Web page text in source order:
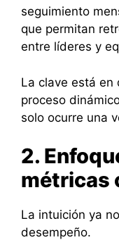
seguimiento
que permitan
entre líderes y
La clave está en
proceso
solo ocurre una
2.
métricas
La intuición ya
desempeño.